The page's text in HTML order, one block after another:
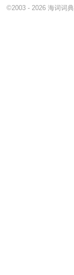
©2003 - 2026 海词词典